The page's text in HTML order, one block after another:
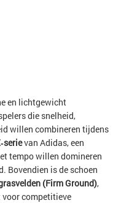
en lichtgewicht
die snelheid,
willen combineren tijdens
van Adidas, een
tempo willen domineren
Bovendien is de schoen
(Firm Ground),
voor competitieve